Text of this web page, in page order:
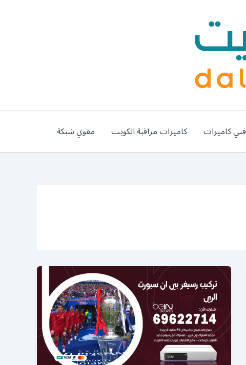
فني كاميرات كاميرات مراقبة الكويت مقوي شبكة